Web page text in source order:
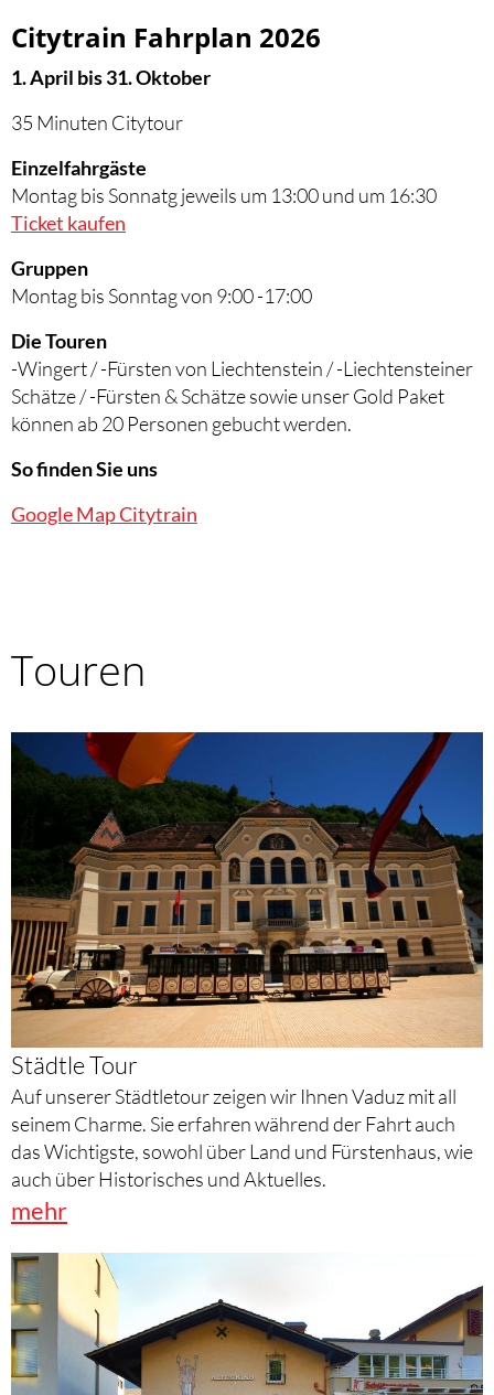
Citytrain Fahrplan 2026
1. April bis 31. Oktober
35 Minuten Citytour
Einzelfahrgäste
Montag bis Sonnatg jeweils um 13:00 und um 16:30
Ticket kaufen
Gruppen
Montag bis Sonntag von 9:00 -17:00
Die Touren
-Wingert / -Fürsten von Liechtenstein / -Liechtensteiner
Schätze / -Fürsten & Schätze sowie unser Gold Paket
können ab 20 Personen gebucht werden.
So finden Sie uns
Google Map Citytrain
Touren
Städtle Tour
Auf unserer Städtletour zeigen wir Ihnen Vaduz mit all
seinem Charme. Sie erfahren während der Fahrt auch
das Wichtigste, sowohl über Land und Fürstenhaus, wie
auch über Historisches und Aktuelles.
mehr